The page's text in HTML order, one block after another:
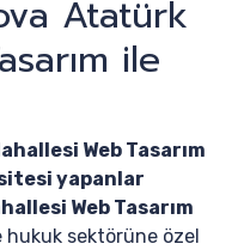
Atatürk
ile
Web Tasarım
yapanlar
Web Tasarım
hukuk sektörüne özel